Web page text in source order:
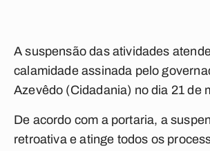
A suspensão das atividades
calamidade assinada pelo
Azevêdo (Cidadania) no dia 21 de
De acordo com a portaria, a
retroativa e atinge todos os